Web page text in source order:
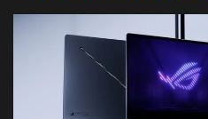
ZALOGUJ SIĘ LUB ZAREJESTRUJ